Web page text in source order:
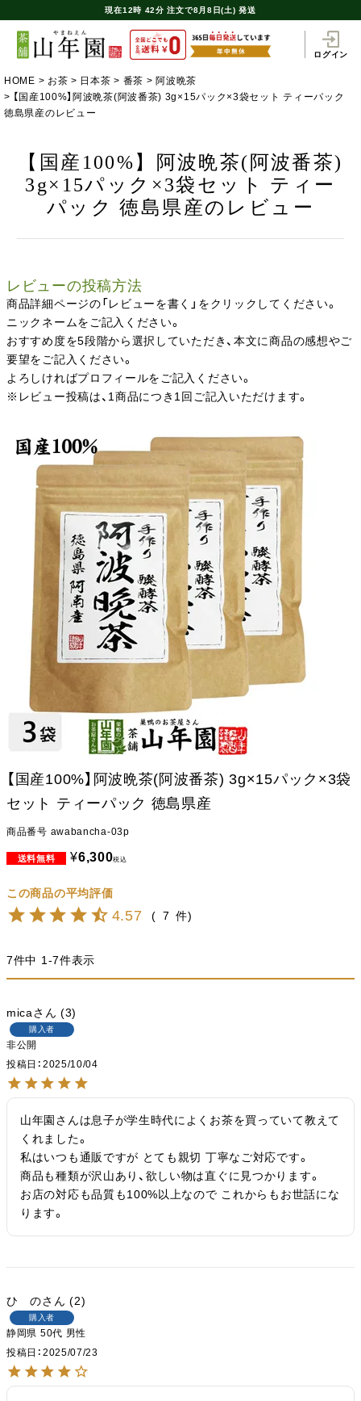
現在12時 42分 注文で8月8日(土) 発送
ログイン
HOME お茶 日本茶 番茶
阿波晩茶
【国産100%】阿波晩茶(阿波番茶) 3g×15パック×3袋セット ティーパック
徳島県産のレビュー
【国産100%】阿波晩茶(阿波番茶)
3g×15パック×3袋セット ティー
パック 徳島県産のレビュー
レビューの投稿方法
商品詳細ページの「レビューを書く」をクリックしてください。
ニックネームをご記入ください。
おすすめ度を5段階から選択していただき、本文に商品の感想やご
要望をご記入ください。
よろしければプロフィールをご記入ください。
※レビュー投稿は、1商品につき1回ご記入いただけます。
【国産100%】阿波晩茶(阿波番茶) 3g×15パック×3袋
セット ティーパック 徳島県産
商品番号 awabancha-03p
¥6,300税込
4.57 7
7件中 1-7件表示
mica 3
購入者
非公開
投稿日
2025/10/04
山年園さんは息子が学生時代によくお茶を買っていて教えて
くれました。
私はいつも通販ですが とても親切 丁寧なご対応です。
商品も種類が沢山あり、欲しい物は直ぐに見つかります。
お店の対応も品質も100%以上なので これからもお世話にな
ります。
ひ の 2
購入者
静岡県 50代 男性
投稿日
2025/07/23